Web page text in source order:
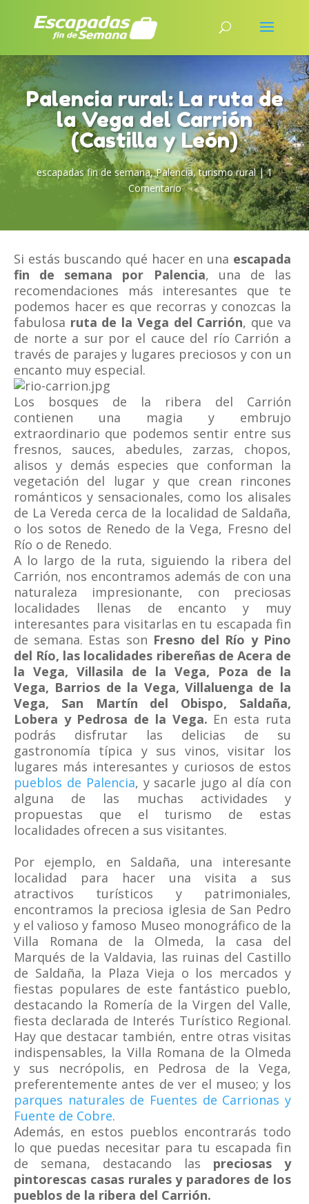
Palencia rural: La ruta de
la Vega del Carrión
(Castilla y León)
escapadas fin de semana,Palencia,turismo rural|1
Comentario
Si estás buscando qué hacer en una escapada
fin de semana por Palencia, una de las
recomendaciones más interesantes que te
podemos hacer es que recorras y conozcas la
fabulosa ruta de la Vega del Carrión, que va
de norte a sur por el cauce del río Carrión a
través de parajes y lugares preciosos y con un
encanto muy especial.
Los bosques de la ribera del Carrión
contienen una magia y embrujo
extraordinario que podemos sentir entre sus
fresnos, sauces, abedules, zarzas, chopos,
alisos y demás especies que conforman la
vegetación del lugar y que crean rincones
románticos y sensacionales, como los alisales
de La Vereda cerca de la localidad de Saldaña,
o los sotos de Renedo de la Vega, Fresno del
Río o de Renedo.
A lo largo de la ruta, siguiendo la ribera del
Carrión, nos encontramos además de con una
naturaleza impresionante, con preciosas
localidades llenas de encanto y muy
interesantes para visitarlas en tu escapada fin
de semana. Estas son Fresno del Río y Pino
del Río, las localidades ribereñas de Acera de
la Vega, Villasila de la Vega, Poza de la
Vega, Barrios de la Vega, Villaluenga de la
Vega, San Martín del Obispo, Saldaña,
Lobera y Pedrosa de la Vega. En esta ruta
podrás disfrutar las delicias de su
gastronomía típica y sus vinos, visitar los
lugares más interesantes y curiosos de estos
pueblos de Palencia, y sacarle jugo al día con
alguna de las muchas actividades y
propuestas que el turismo de estas
localidades ofrecen a sus visitantes.
Por ejemplo, en Saldaña, una interesante
localidad para hacer una visita a sus
atractivos turísticos y patrimoniales,
encontramos la preciosa iglesia de San Pedro
y el valioso y famoso Museo monográfico de la
Villa Romana de la Olmeda, la casa del
Marqués de la Valdavia, las ruinas del Castillo
de Saldaña, la Plaza Vieja o los mercados y
fiestas populares de este fantástico pueblo,
destacando la Romería de la Virgen del Valle,
fiesta declarada de Interés Turístico Regional.
Hay que destacar también, entre otras visitas
indispensables, la Villa Romana de la Olmeda
y sus necrópolis, en Pedrosa de la Vega,
preferentemente antes de ver el museo; y los
parques naturales de Fuentes de Carrionas y
Fuente de Cobre.
Además, en estos pueblos encontrarás todo
lo que puedas necesitar para tu escapada fin
de semana, destacando las preciosas y
pintorescas casas rurales y paradores de los
pueblos de la ribera del Carrión.